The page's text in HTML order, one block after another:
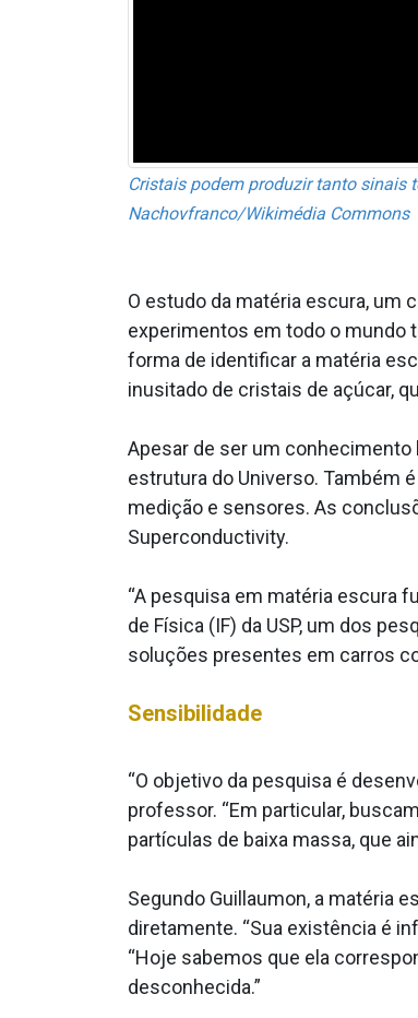
Cristais podem produzir tanto sinais
Nachovfranco/Wikimédia Commons
O estudo da matéria escura, um
experimentos em todo o mundo
forma de identificar a matéria
inusitado de cristais de açúcar,
Apesar de ser um
estrutura do Universo. Também
medição e sensores. As
Superconductivity.
“A pesquisa em matéria escura
de Física (IF) da USP, um dos
soluções presentes em carros
Sensibilidade
“O objetivo da pesquisa é
professor. “Em particular,
partículas de baixa massa, que
Segundo Guillaumon, a matéria
diretamente. “Sua existência é
“Hoje sabemos que ela
desconhecida.”